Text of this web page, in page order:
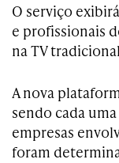
O serviço
e profissionais
na TV
A nova
sendo cada
empresas
foram